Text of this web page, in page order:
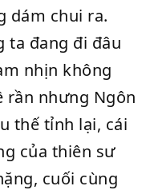
dám chui ra.
ta đang đi đâu
nhịn không
rần nhưng Ngôn
thế tỉnh lại, cái
của thiên sư
cuối cùng